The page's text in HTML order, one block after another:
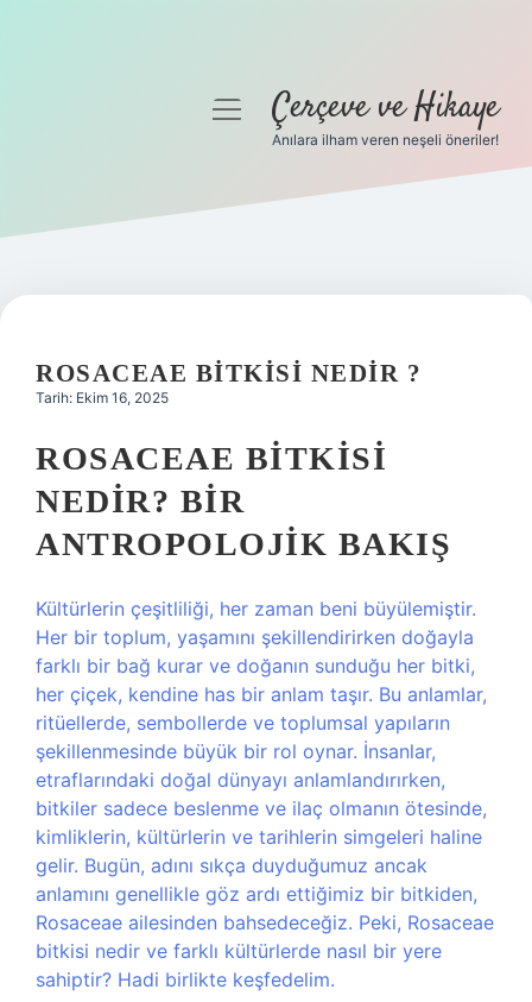
Gizlilik Politikası
Yasal Uyarı
menüyüÇerçeve ve Hikaye
Anılara ilham veren neşeli öneriler!
ROSACEAE BITKISI NEDIR ?
Tarih: Ekim 16, 2025
ROSACEAE BITKISI
NEDIR? BIR
ANTROPOLOJIK BAKIŞ
Kültürlerin çeşitliliği, her zaman beni büyülemiştir.
Her bir toplum, yaşamını şekillendirirken doğayla
farklı bir bağ kurar ve doğanın sunduğu her bitki,
her çiçek, kendine has bir anlam taşır. Bu anlamlar,
ritüellerde, sembollerde ve toplumsal yapıların
şekillenmesinde büyük bir rol oynar. İnsanlar,
etraflarındaki doğal dünyayı anlamlandırırken,
bitkiler sadece beslenme ve ilaç olmanın ötesinde,
kimliklerin, kültürlerin ve tarihlerin simgeleri haline
gelir. Bugün, adını sıkça duyduğumuz ancak
anlamını genellikle göz ardı ettiğimiz bir bitkiden,
Rosaceae ailesinden bahsedeceğiz. Peki, Rosaceae
bitkisi nedir ve farklı kültürlerde nasıl bir yere
sahiptir? Hadi birlikte keşfedelim.